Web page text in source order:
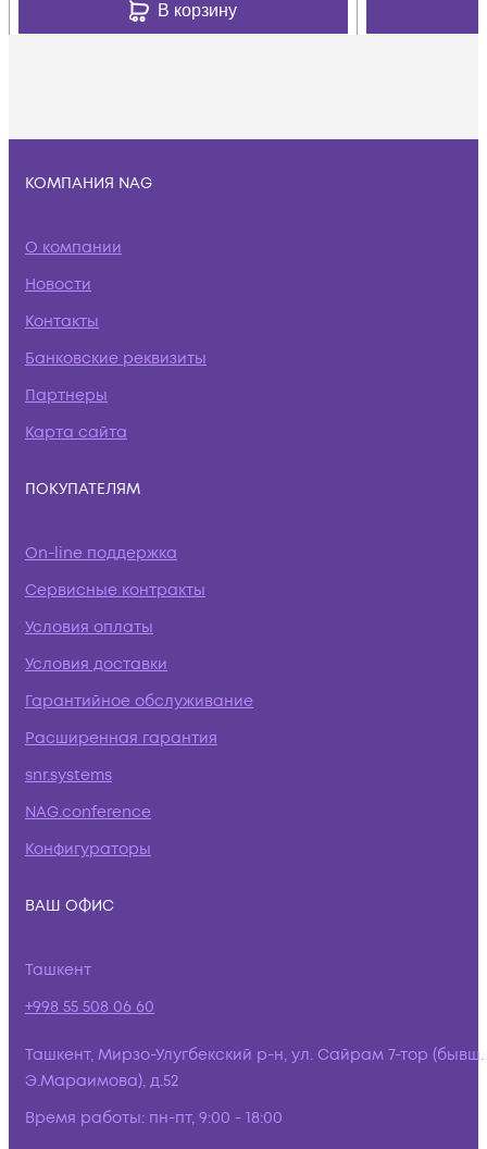
В корзину
КОМПАНИЯ NAG
О компании
Новости
Контакты
Банковские реквизиты
Партнеры
Карта сайта
ПОКУПАТЕЛЯМ
On-line поддержка
Сервисные контракты
Условия оплаты
Условия доставки
Гарантийное обслуживание
Расширенная гарантия
snr.systems
NAG.conference
Конфигураторы
ВАШ ОФИС
Ташкент
+998 55 508 06 60
Ташкент, Мирзо-Улугбекский р-н, ул. Сайрам 7-тор (бывш.
Э.Мараимова), д.52
Время работы: пн-пт, 9:00 - 18:00